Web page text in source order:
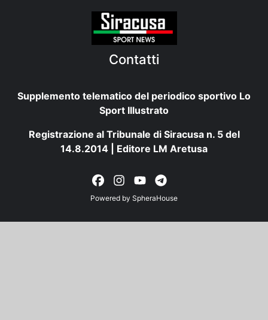
Contatti
Supplemento telematico del periodico sportivo Lo
Sport Illustrato
Registrazione al Tribunale di Siracusa n. 5 del
14.8.2014 | Editore LM Aretusa
Powered by SpheraHouse